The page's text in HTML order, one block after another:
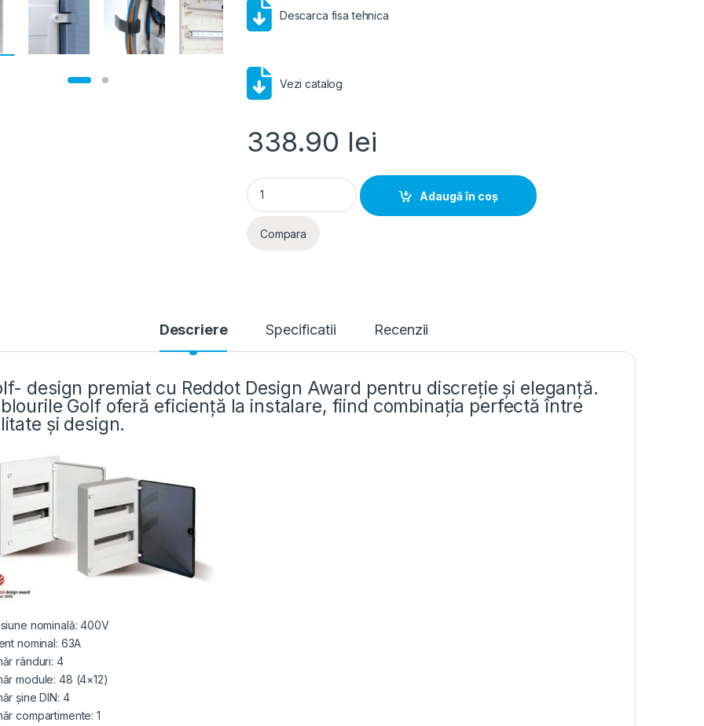
Descarca fisa tehnica
Vezi catalog
338.90 lei
Hager Golf- Tablou Electric 48 module, incastrat, usa opaca, IP40 quantity
Adaugă în coș
Compara
Descriere Specificatii Recenzii
design premiat cu Reddot Design Award pentru discreție și eleganță.
Golf oferă eficiență la instalare, fiind combinația perfectă între
și design.
nominală: 400V
nominal: 63A
rânduri: 4
module: 48 (4×12)
șine DIN: 4
compartimente: 1